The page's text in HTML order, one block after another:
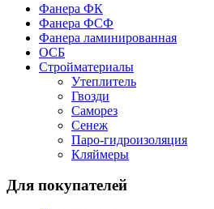
Фанера ФК
Фанера ФСФ
Фанера ламинированная
ОСБ
Стройматериалы
Утеплитель
Гвозди
Саморез
Сенеж
Паро-гидроизоляция
Кляймеры
Для покупателей